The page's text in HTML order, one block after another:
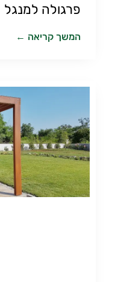
פרגולה למנגל
המשך קריאה ←